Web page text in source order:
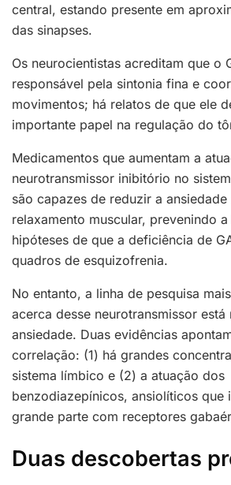
central, estando presente em
das sinapses.
Os neurocientistas acreditam que o
responsável pela sintonia fina e
movimentos; há relatos de que ele
importante papel na regulação do
Medicamentos que aumentam a
neurotransmissor inibitório no
são capazes de reduzir a
relaxamento muscular, prevenindo
hipóteses de que a deficiência de
quadros de esquizofrenia.
No entanto, a linha de pesquisa
acerca desse neurotransmissor está
ansiedade. Duas evidências
correlação: (1) há grandes
sistema límbico e (2) a atuação dos
benzodiazepínicos, ansiolíticos que
grande parte com receptores
Duas descobertas